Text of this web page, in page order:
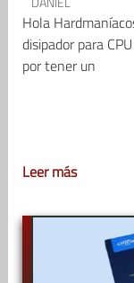
Hola
disipador para
por tener un
Leer más